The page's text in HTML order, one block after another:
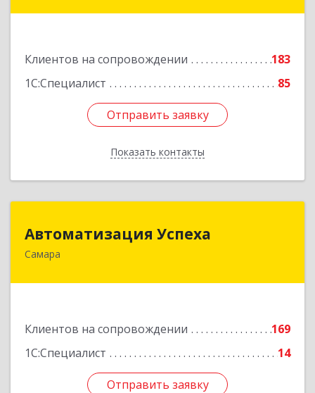
Клиентов на сопровождении
183
1С:Специалист
85
Отправить заявку
Показать контакты
Отправить заявку
Назад
Автоматизация Успеха
Самара
Клиентов на сопровождении
169
1С:Специалист
14
Отправить заявку
Отправить заявку